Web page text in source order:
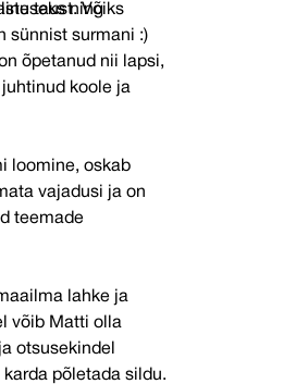
ning
taust. Võiks
sünnist surmani :)
õpetanud nii lapsi,
koole ja
vajadusi ja on
teemade
lahke ja
Matti olla
otsusekindel
põletada sildu.